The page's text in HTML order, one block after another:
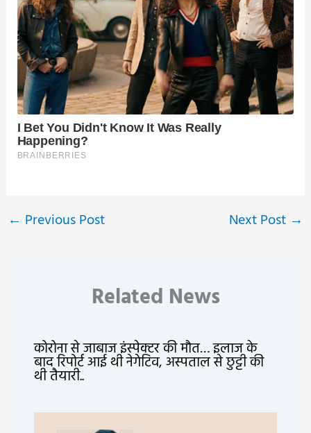
← Previous Post Next Post →
Related News
कोरोना से जाबाज इंस्पेक्टर की मौत… इलाज के
बाद रिपोर्ट आई थी नेगेटिव, अस्पताल से छुट्टी की
थी तैयारी..